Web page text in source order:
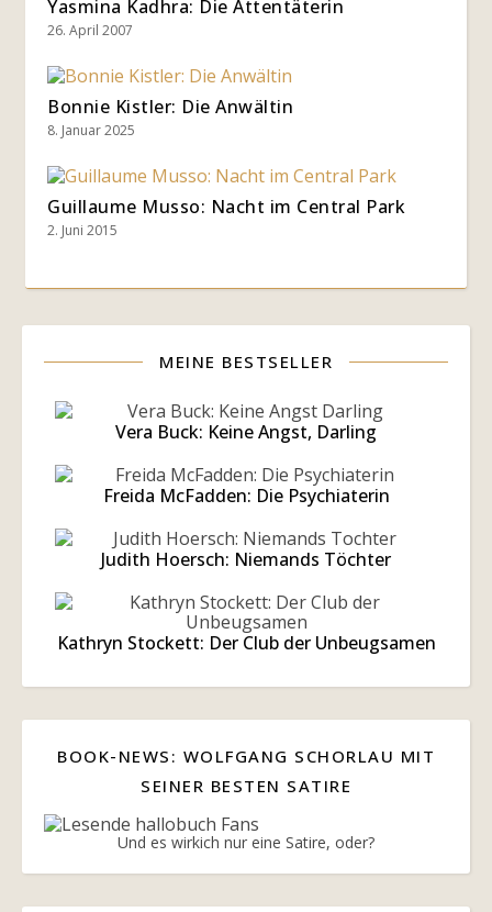
Yasmina Kadhra: Die Attentäterin
26. April 2007
Bonnie Kistler: Die Anwältin
8. Januar 2025
Guillaume Musso: Nacht im Central Park
2. Juni 2015
MEINE BESTSELLER
Vera Buck: Keine Angst, Darling
Freida McFadden: Die Psychiaterin
Judith Hoersch: Niemands Töchter
Kathryn Stockett: Der Club der Unbeugsamen
BOOK-NEWS: WOLFGANG SCHORLAU MIT
SEINER BESTEN SATIRE
Und es wirkich nur eine Satire, oder?